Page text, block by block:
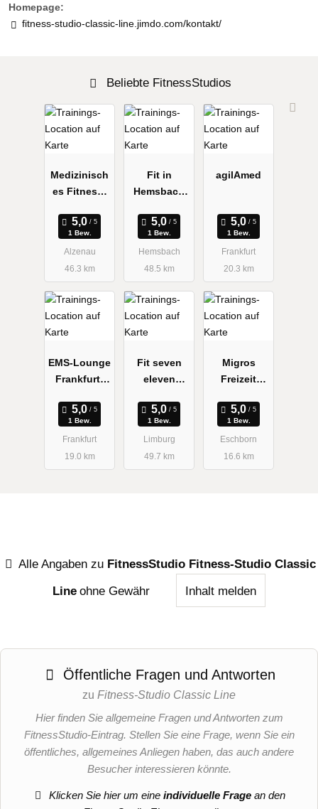
Homepage:
fitness-studio-classic-line.jimdo.com/kontakt/
Beliebte FitnessStudios
Medizinisch
es Fitness-
Roland
1 Bew.
Alzenau
46.3 km
Fit in
Hemsbach
1 Bew.
Hemsbach
48.5 km
agilAmed
1 Bew.
Frankfurt
20.3 km
EMS-Lounge
Frankfurt-
l
1 Bew.
Frankfurt
19.0 km
Fit seven
eleven
GmbH & Co.
KG
1 Bew.
Limburg
49.7 km
Migros
Freizeit
GmbH
1 Bew.
Eschborn
16.6 km
Alle Angaben zu FitnessStudio Fitness-Studio Classic
Line ohne Gewähr Inhalt melden
Öffentliche Fragen und Antworten
zu Fitness-Studio Classic Line
Hier finden Sie allgemeine Fragen und Antworten zum
FitnessStudio-Eintrag. Stellen Sie eine Frage, wenn Sie ein
öffentliches, allgemeines Anliegen haben, das auch andere
Besucher interessieren könnte.
Klicken Sie hier um eineindividuelle Frage an den